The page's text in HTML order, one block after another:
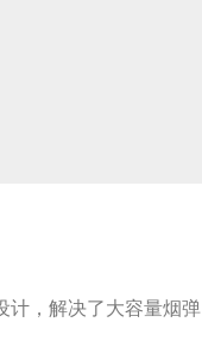
计，解决了大容量烟弹